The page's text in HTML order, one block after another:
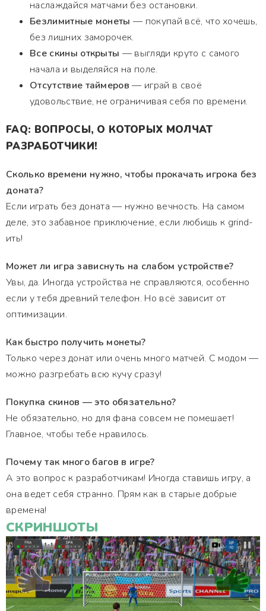
наслаждайся матчами без остановки.
Безлимитные монеты — покупай всё, что хочешь,
без лишних заморочек.
Все скины открыты — выгляди круто с самого
начала и выделяйся на поле.
Отсутствие таймеров — играй в своё
удовольствие, не ограничивая себя по времени.
FAQ: ВОПРОСЫ, О КОТОРЫХ МОЛЧАТ
РАЗРАБОТЧИКИ!
Сколько времени нужно, чтобы прокачать игрока без
доната?
Если играть без доната — нужно вечность. На самом
деле, это забавное приключение, если любишь к grind-
ить!
Может ли игра зависнуть на слабом устройстве?
Увы, да. Иногда устройства не справляются, особенно
если у тебя древний телефон. Но всё зависит от
оптимизации.
Как быстро получить монеты?
Только через донат или очень много матчей. С модом —
можно разгребать всю кучу сразу!
Покупка скинов — это обязательно?
Не обязательно, но для фана совсем не помешает!
Главное, чтобы тебе нравилось.
Почему так много багов в игре?
А это вопрос к разработчикам! Иногда ставишь игру, а
она ведет себя странно. Прям как в старые добрые
времена!
СКРИНШОТЫ